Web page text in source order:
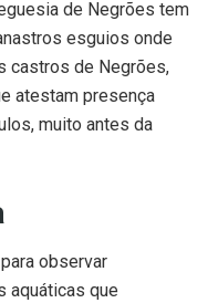
de Negrões tem
esguios onde
castros de Negrões,
atestam presença
muito antes da
observar
aquáticas que